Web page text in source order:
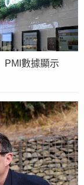
PMI數據顯示